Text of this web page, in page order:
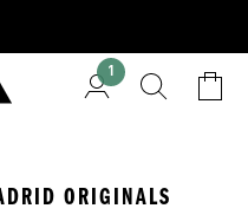
1
ORIGINALS